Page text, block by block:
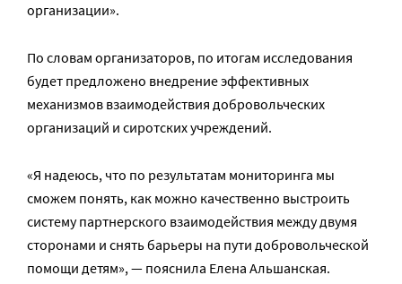
организации».
По словам организаторов, по итогам исследования
будет предложено внедрение эффективных
механизмов взаимодействия добровольческих
организаций и сиротских учреждений.
«Я надеюсь, что по результатам мониторинга мы
сможем понять, как можно качественно выстроить
систему партнерского взаимодействия между двумя
сторонами и снять барьеры на пути добровольческой
помощи детям», — пояснила Елена Альшанская.